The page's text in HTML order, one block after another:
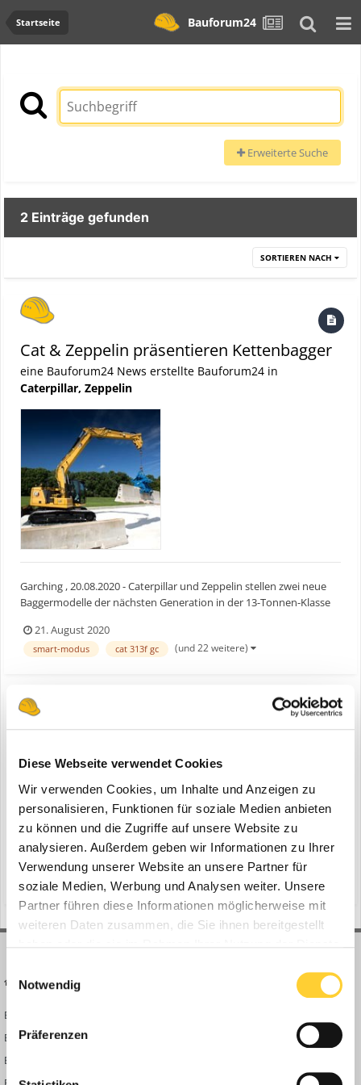
Diese Webseite verwendet Cookies
Wir verwenden Cookies, um Inhalte und Anzeigen zu
personalisieren, Funktionen für soziale Medien anbieten
zu können und die Zugriffe auf unsere Website zu
analysieren. Außerdem geben wir Informationen zu Ihrer
Verwendung unserer Website an unsere Partner für
soziale Medien, Werbung und Analysen weiter. Unsere
Partner führen diese Informationen möglicherweise mit
weiteren Daten zusammen, die Sie ihnen bereitgestellt
Notwendig
Präferenzen
Startseite Bauforum24
Erweiterte Suche
2 Einträge gefunden
SORTIEREN NACH
Cat & Zeppelin präsentieren Kettenbagger
eine Bauforum24 News erstellte Bauforum24 in
Caterpillar, Zeppelin
Garching , 20.08.2020 - Caterpillar und Zeppelin stellen zwei neue
Baggermodelle der nächsten Generation in der 13-Tonnen-Klasse
Effizienz sowie mit niedrigeren Vorhalte- und Betriebskosten. Der
neue Cat 313 bietet, laut Angaben des Herste...
21. August 2020
smart-modus cat 313f gc (und 22 weitere)
ein Thema erstellte Bauforum24 inNews aus der
Baumaschinen Industrie
Garching , 20.08.2020 - Caterpillar und Zeppelin stellen zwei neue
Baggermodelle der nächsten Generation in der 13-Tonnen-Klasse
vor. Cat 313 und Cat 313 GC überzeugen mit mehr Leistung und
Effizienz sowie mit niedrigeren Vorhalte- und Betriebskosten. Der
neue Cat 313 bietet, laut Angaben des Herste...
21. August 2020 1
BAUFORUM24
Bauforum24 News
Bauforum24 TV
BF24 Mediathek